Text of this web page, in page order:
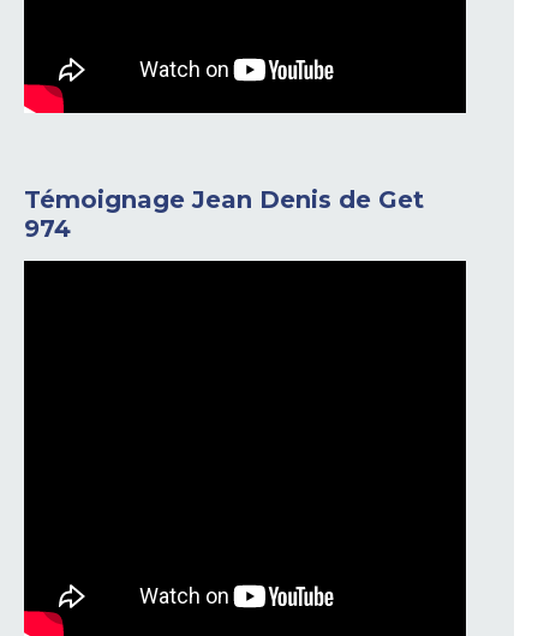
Témoignage Jean Denis de Get
974